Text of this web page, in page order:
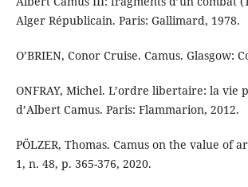
Alger Républicain. Paris: Gallimard, 1978.
O’BRIEN, Conor Cruise. Camus. Glasgow:
ONFRAY, Michel. L’ordre libertaire: la vie
d’Albert Camus. Paris: Flammarion, 2012.
PÖLZER, Thomas. Camus on the value of
1, n. 48, p. 365-376, 2020.